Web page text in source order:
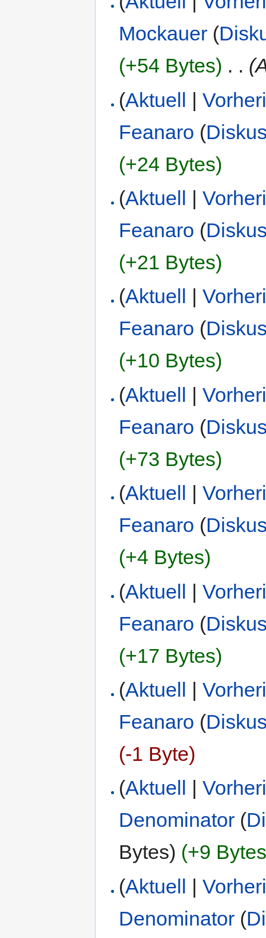
Mockauer (
(+54 Bytes) . .
(Aktuell |
Feanaro (
(+24 Bytes)
(Aktuell |
Feanaro (
(+21 Bytes)
(Aktuell |
Feanaro (
(+10 Bytes)
(Aktuell |
Feanaro (
(+73 Bytes)
(Aktuell |
Feanaro (
(+4 Bytes)
(Aktuell |
Feanaro (
(+17 Bytes)
(Aktuell |
Feanaro (
(-1 Byte)
(Aktuell |
Denominator (
Bytes) (+9
(Aktuell |
Denominator (